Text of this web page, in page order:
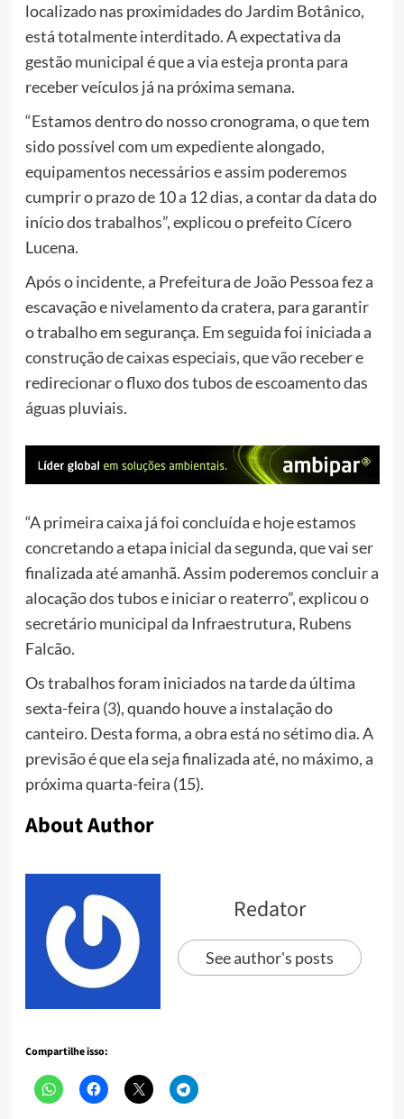
localizado nas proximidades do Jardim Botânico,
está totalmente interditado. A expectativa da
gestão municipal é que a via esteja pronta para
receber veículos já na próxima semana.
“Estamos dentro do nosso cronograma, o que tem
sido possível com um expediente alongado,
equipamentos necessários e assim poderemos
cumprir o prazo de 10 a 12 dias, a contar da data do
início dos trabalhos”, explicou o prefeito Cícero
Lucena.
Após o incidente, a Prefeitura de João Pessoa fez a
escavação e nivelamento da cratera, para garantir
o trabalho em segurança. Em seguida foi iniciada a
construção de caixas especiais, que vão receber e
redirecionar o fluxo dos tubos de escoamento das
águas pluviais.
“A primeira caixa já foi concluída e hoje estamos
concretando a etapa inicial da segunda, que vai ser
finalizada até amanhã. Assim poderemos concluir a
alocação dos tubos e iniciar o reaterro”, explicou o
secretário municipal da Infraestrutura, Rubens
Falcão.
Os trabalhos foram iniciados na tarde da última
sexta-feira (3), quando houve a instalação do
canteiro. Desta forma, a obra está no sétimo dia. A
previsão é que ela seja finalizada até, no máximo, a
próxima quarta-feira (15).
About Author
Redator
See author's posts
Compartilhe isso: